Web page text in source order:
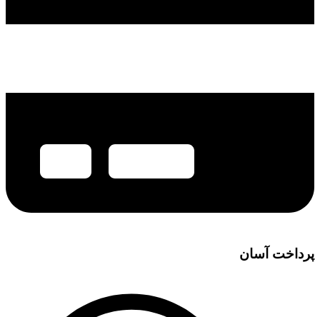
پرداخت آسان